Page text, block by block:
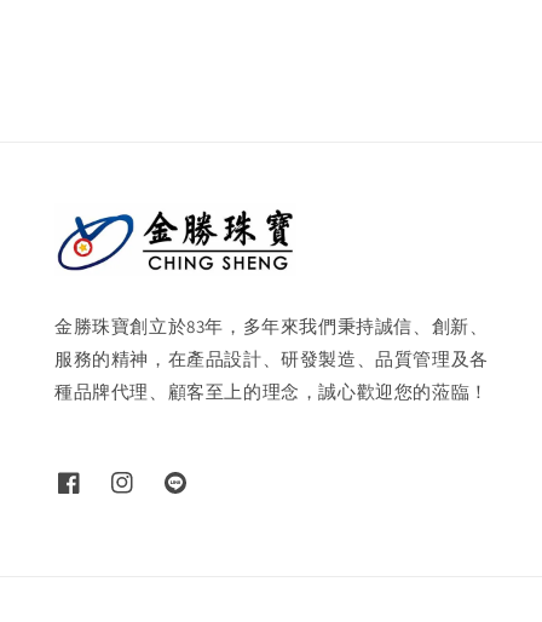
金勝珠寶創立於83年，多年來我們秉持誠信、創新、
服務的精神，在產品設計、研發製造、品質管理及各
種品牌代理、顧客至上的理念，誠心歡迎您的蒞臨！